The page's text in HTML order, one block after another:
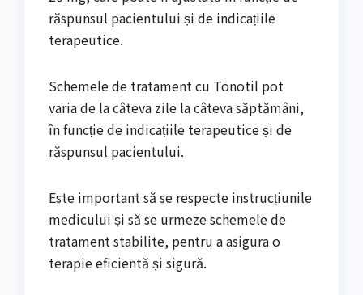
răspunsul pacientului și de indicațiile
terapeutice.
Schemele de tratament cu Tonotil pot
varia de la câteva zile la câteva săptămâni,
în funcție de indicațiile terapeutice și de
răspunsul pacientului.
Este important să se respecte instrucțiunile
medicului și să se urmeze schemele de
tratament stabilite, pentru a asigura o
terapie eficientă și sigură.